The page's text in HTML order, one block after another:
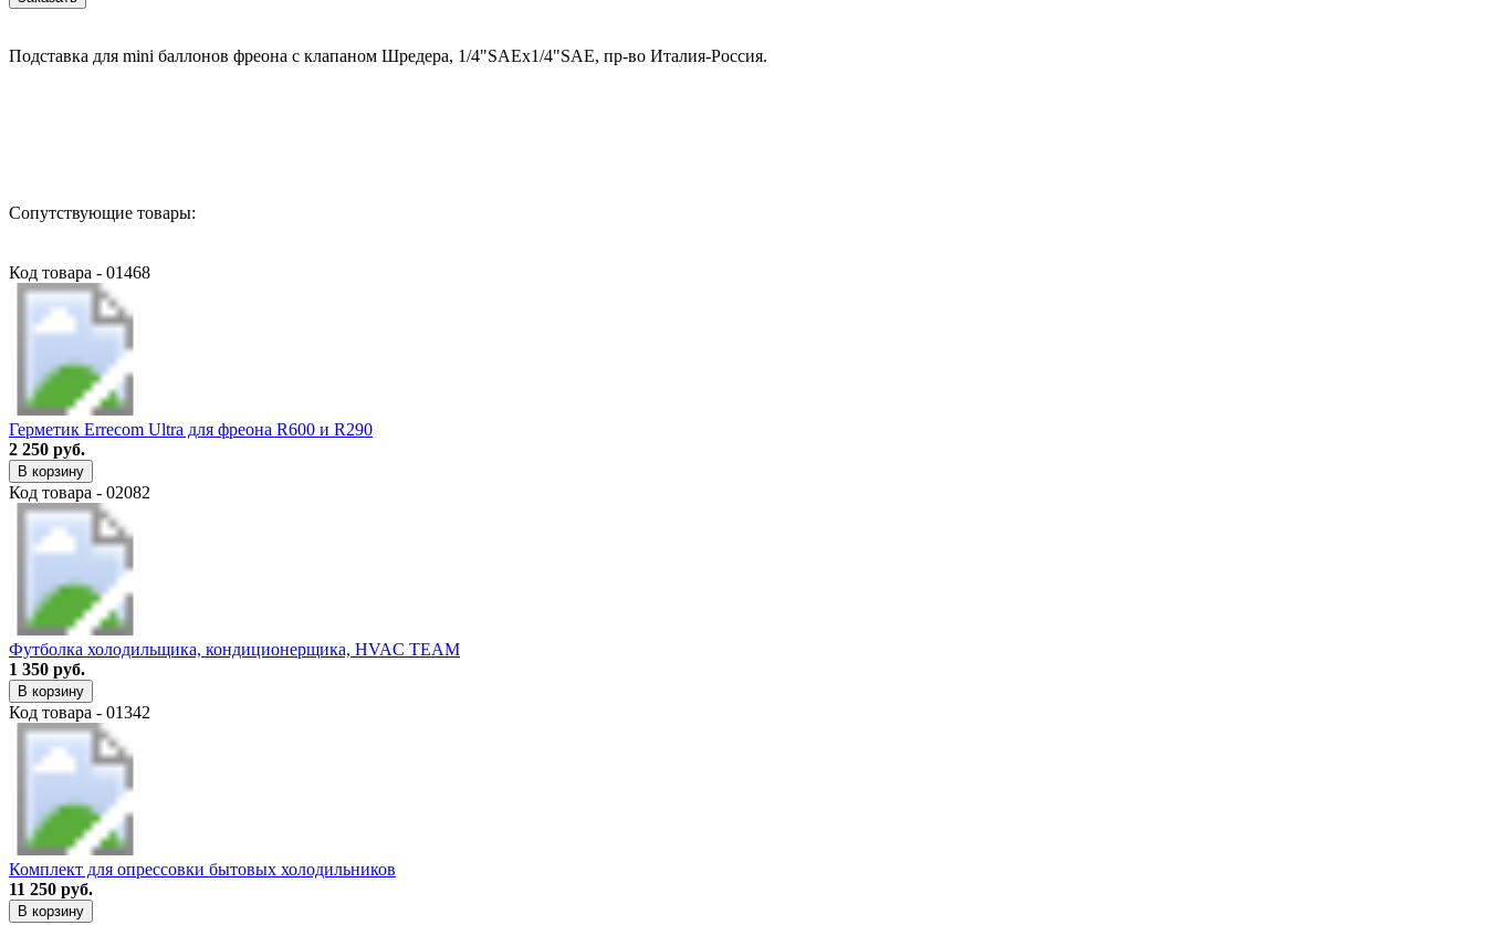
Подставка для mini баллонов фреона с клапаном Шредера, 1/4"SAEх1/4"SAE, пр-во Италия-Россия.
Сопутствующие товары:
Код товара - 01468
Герметик Errecom Ultra для фреона R600 и R290
2 250 руб.
В корзину
Код товара - 02082
Футболка холодильщика, кондиционерщика, HVAC TEAM
1 350 руб.
В корзину
Код товара - 01342
Комплект для опрессовки бытовых холодильников
11 250 руб.
В корзину